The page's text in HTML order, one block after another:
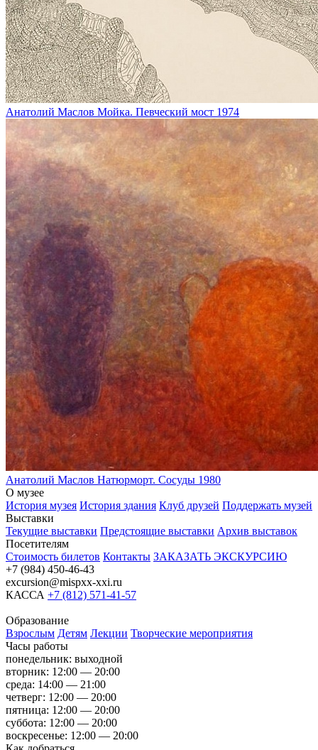
Анатолий Маслов Мойка. Певческий мост 1974
Анатолий Маслов Натюрморт. Сосуды 1980
О музее
История музея История здания Клуб друзей Поддержать музей
Выставки
Текущие выставки Предстоящие выставки Архив выставок
Посетителям
Стоимость билетов Контакты ЗАКАЗАТЬ ЭКСКУРСИЮ
+7 (984) 450-46-43
excursion@mispxx-xxi.ru
КАССА +7 (812) 571-41-57
Образование
Взрослым Детям Лекции Творческие мероприятия
Часы работы
понедельник: выходной
вторник: 12:00 — 20:00
среда: 14:00 — 21:00
четверг: 12:00 — 20:00
пятница: 12:00 — 20:00
суббота: 12:00 — 20:00
воскресенье: 12:00 — 20:00